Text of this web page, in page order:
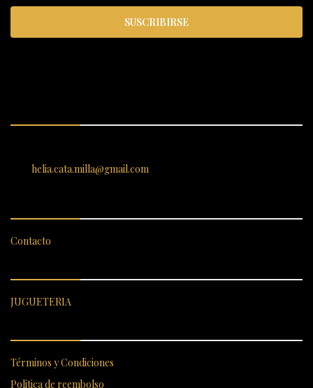
SUSCRIBIRSE
helia.cata.milla@gmail.com
Contacto
JUGUETERIA
Términos y Condiciones
Politica de reembolso